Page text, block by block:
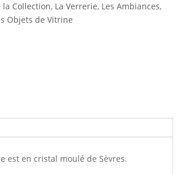
la Collection, La Verrerie, Les Ambiances,
Objets de Vitrine
est en cristal moulé de Sèvres.